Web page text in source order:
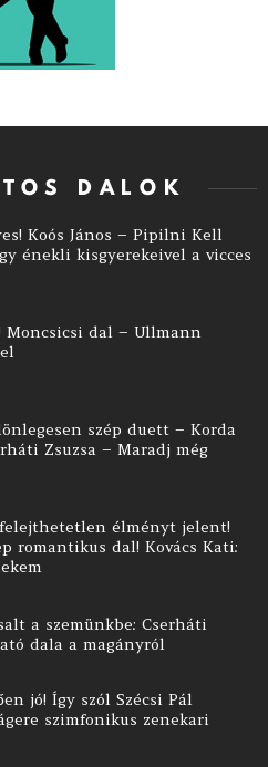
DALOK
Koós János – Pipilni Kell
énekli kisgyerekeivel a vicces
Moncsicsi dal – Ullmann
szép duett – Korda
Zsuzsa – Maradj még
felejthetetlen élményt jelent!
romantikus dal! Kovács Kati:
a szemünkbe: Cserháti
dala a magányról
jó! Így szól Szécsi Pál
szimfonikus zenekari